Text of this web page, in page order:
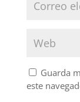
Guarda
este